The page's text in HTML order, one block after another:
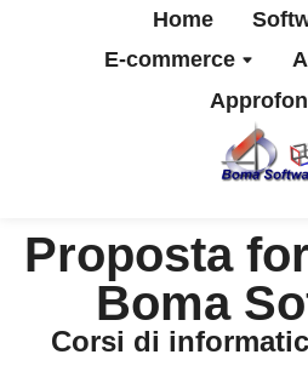
Home
E-commerce
Proposta
Boma
Corsi di